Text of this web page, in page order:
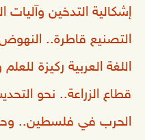
إشكالية التدخين وآليات
التصنيع قاطرة..
اللغة العربية ركيزة
قطاع الزراعة.. نحو
الحرب في فلسطين..